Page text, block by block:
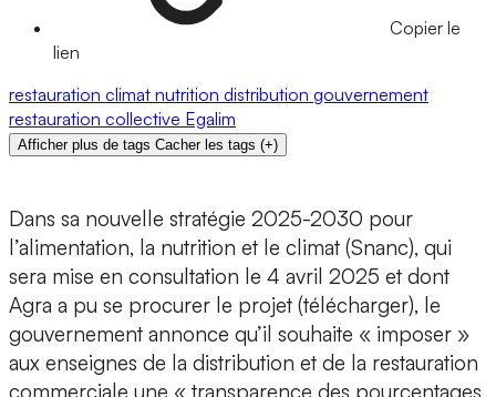
Copier le
lien
restauration climat nutrition distribution gouvernement
restauration collective Egalim
Afficher plus de tags Cacher les tags (+)
Dans sa nouvelle stratégie 2025-2030 pour
l’alimentation, la nutrition et le climat (Snanc), qui
sera mise en consultation le 4 avril 2025 et dont
Agra a pu se procurer le projet (télécharger), le
gouvernement annonce qu’il souhaite « imposer »
aux enseignes de la distribution et de la restauration
commerciale une « transparence des pourcentages